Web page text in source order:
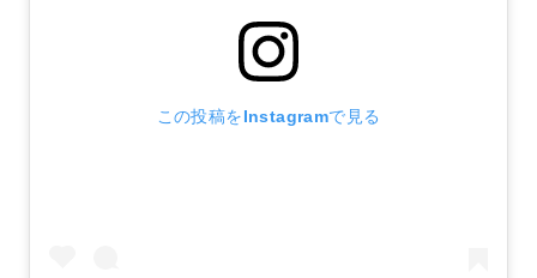
この投稿をInstagramで見る